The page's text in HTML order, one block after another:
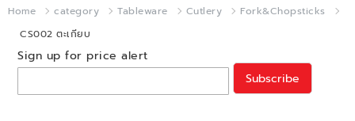
Home category Tableware Cutlery
Fork&Chopsticks
CS002 ตะเกียบ
Sign up for price alert
Subscribe